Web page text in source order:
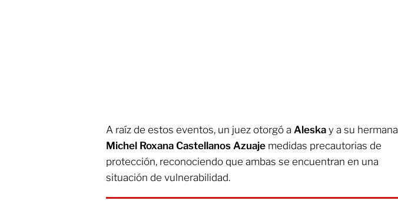
A raíz de estos eventos, un juez otorgó a Aleska y a su hermana
Michel Roxana Castellanos Azuaje medidas precautorias de
protección, reconociendo que ambas se encuentran en una
situación de vulnerabilidad.